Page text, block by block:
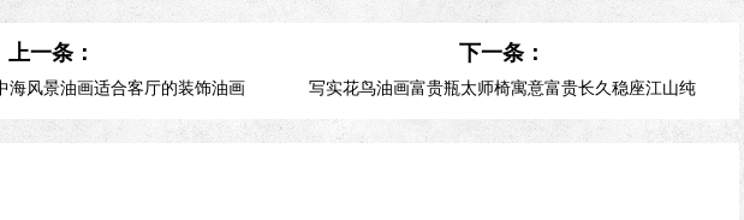
上一条：
海风景油画适合客厅的装饰油画
下一条：
写实花鸟油画富贵瓶太师椅寓意富贵长久稳座江山纯
手绘静物油画